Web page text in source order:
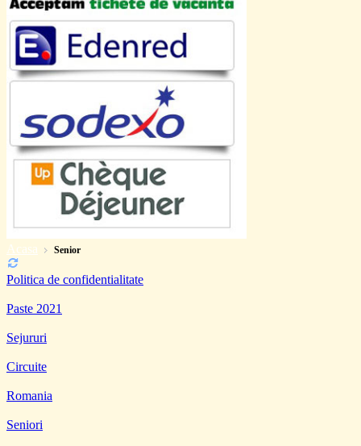
Acasa Senior
Politica de confidentialitate
Paste 2021
Sejururi
Circuite
Romania
Seniori